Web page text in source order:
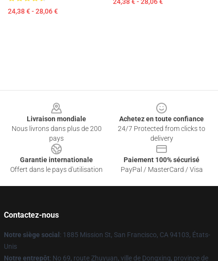
24,38 € - 28,06 €
Livraison mondiale
Nous livrons dans plus de 200
pays
Achetez en toute confiance
24/7 Protected from clicks to
delivery
Garantie internationale
Offert dans le pays d'utilisation
Paiement 100% sécurisé
PayPal / MasterCard / Visa
Contactez-nous
Notre siège social : 1885 Mission St, San Francisco, CA 94103, États-
Unis
Notre entrepôt: No 69, route Zhuyuan, ville de Dongxing, province de